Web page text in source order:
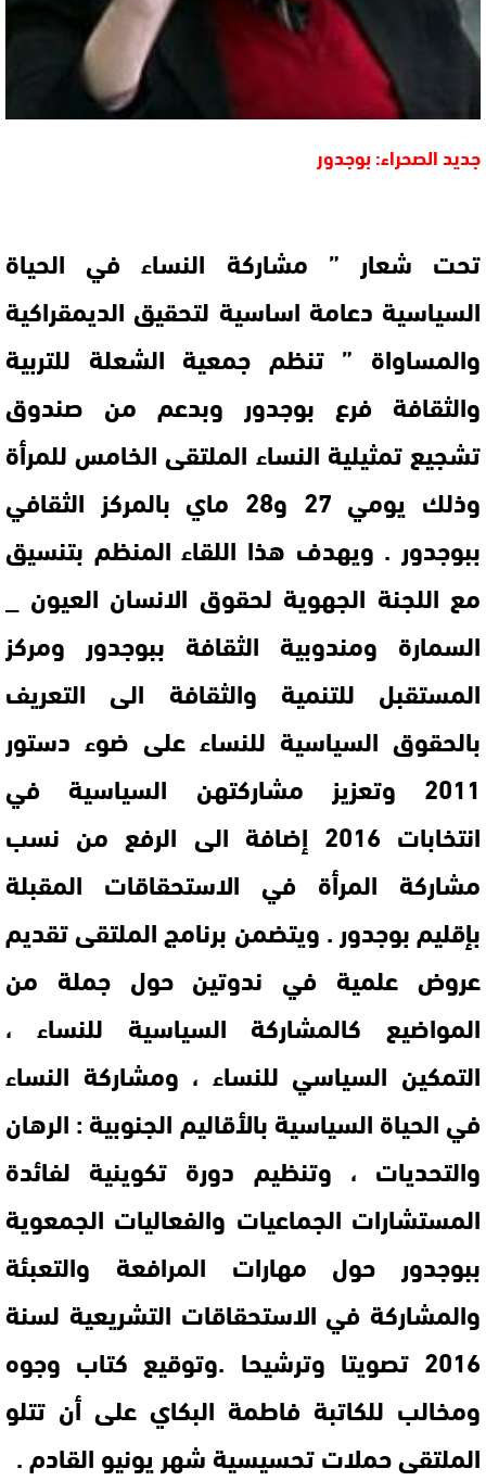
جديد الصحراء: بوجدور
تحت شعار ” مشاركة النساء في الحياة
السياسية دعامة اساسية لتحقيق الديمقراكية
والمساواة ” تنظم جمعية الشعلة للتربية
والثقافة فرع بوجدور وبدعم من صندوق
تشجيع تمثيلية النساء الملتقى الخامس للمرأة
وذلك يومي 27 و28 ماي بالمركز الثقافي
ببوجدور . ويهدف هذا اللقاء المنظم بتنسيق
مع اللجنة الجهوية لحقوق الانسان العيون _
السمارة ومندوبية الثقافة ببوجدور ومركز
المستقبل للتنمية والثقافة الى التعريف
بالحقوق السياسية للنساء على ضوء دستور
2011 وتعزيز مشاركتهن السياسية في
انتخابات 2016 إضافة الى الرفع من نسب
مشاركة المرأة في الاستحقاقات المقبلة
بإقليم بوجدور . ويتضمن برنامج الملتقى تقديم
عروض علمية في ندوتين حول جملة من
المواضيع كالمشاركة السياسية للنساء ،
التمكين السياسي للنساء ، ومشاركة النساء
في الحياة السياسية بالأقاليم الجنوبية : الرهان
والتحديات ، وتنظيم دورة تكوينية لفائدة
المستشارات الجماعيات والفعاليات الجمعوية
ببوجدور حول مهارات المرافعة والتعبئة
والمشاركة في الاستحقاقات التشريعية لسنة
2016 تصويتا وترشيحا .وتوقيع كتاب وجوه
ومخالب للكاتبة فاطمة البكاي على أن تتلو
الملتقى حملات تحسيسية شهر يونيو القادم .